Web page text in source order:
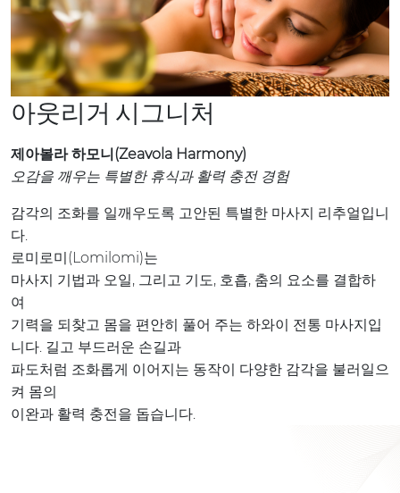
아웃리거 시그니처
제아볼라 하모니(Zeavola Harmony)
오감을 깨우는 특별한 휴식과 활력 충전 경험
감각의 조화를 일깨우도록 고안된 특별한 마사지 리추얼입니
다.
로미로미(Lomilomi)는
마사지 기법과 오일, 그리고 기도, 호흡, 춤의 요소를 결합하
여
기력을 되찾고 몸을 편안히 풀어 주는 하와이 전통 마사지입
니다. 길고 부드러운 손길과
파도처럼 조화롭게 이어지는 동작이 다양한 감각을 불러일으
켜 몸의
이완과 활력 충전을 돕습니다.